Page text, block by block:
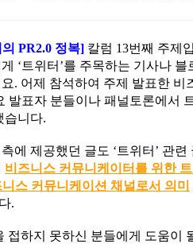
PR2.0 정복] 칼럼 13번째 주제
‘트위터 ’를 주목하는 기사나 블
. 어제 참석하여 주제 발표한 비
발표자 분들이나 패널토론에서
습니다.
에 제공했던 글도 ‘트위터 ’ 관련
비즈니스 커뮤니케이터를 위한
니스 커뮤니케이션 채널로서 의미
.
접하지 못하신 분들에게 도움이